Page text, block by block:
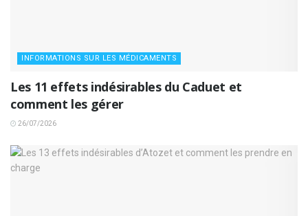
INFORMATIONS SUR LES MÉDICAMENTS
Les 11 effets indésirables du Caduet et
comment les gérer
26/07/2026